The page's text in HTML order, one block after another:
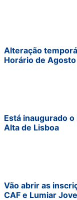
Alteração
Horário de Agosto
Está inaugurado
Alta de Lisboa
Vão abrir as
CAF e Lumiar